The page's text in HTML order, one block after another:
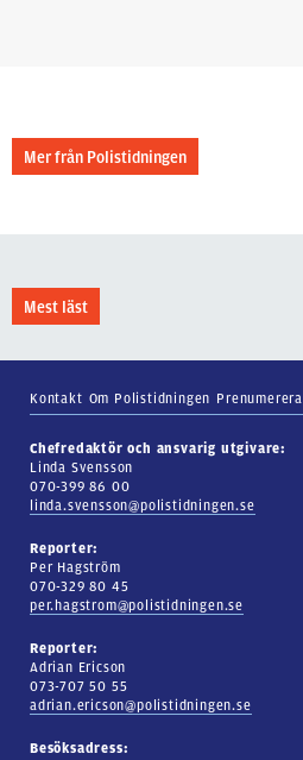
Mer från Polistidningen
Mest läst
Kontakt Om Polistidningen Prenumerera
Chefredaktör och ansvarig utgivare:
Linda Svensson
070-399 86 00
linda.svensson@polistidningen.se
Reporter:
Per Hagström
070-329 80 45
per.hagstrom@polistidningen.se
Reporter:
Adrian Ericson
073-707 50 55
adrian.ericson@polistidningen.se
Besöksadress: